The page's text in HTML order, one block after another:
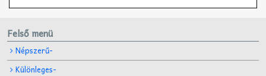
Felső menü
Népszerű-
Különleges-